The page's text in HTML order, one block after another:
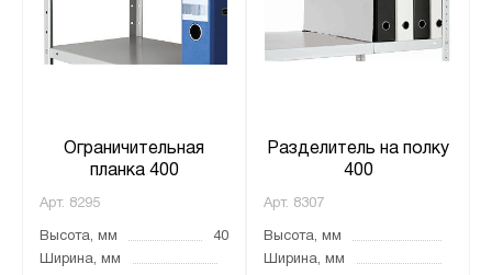
Ограничительная
планка 400
Арт. 8295
Высота, мм
40
Ширина, мм
Разделитель на полку
400
Арт. 8307
Высота, мм
Ширина, мм